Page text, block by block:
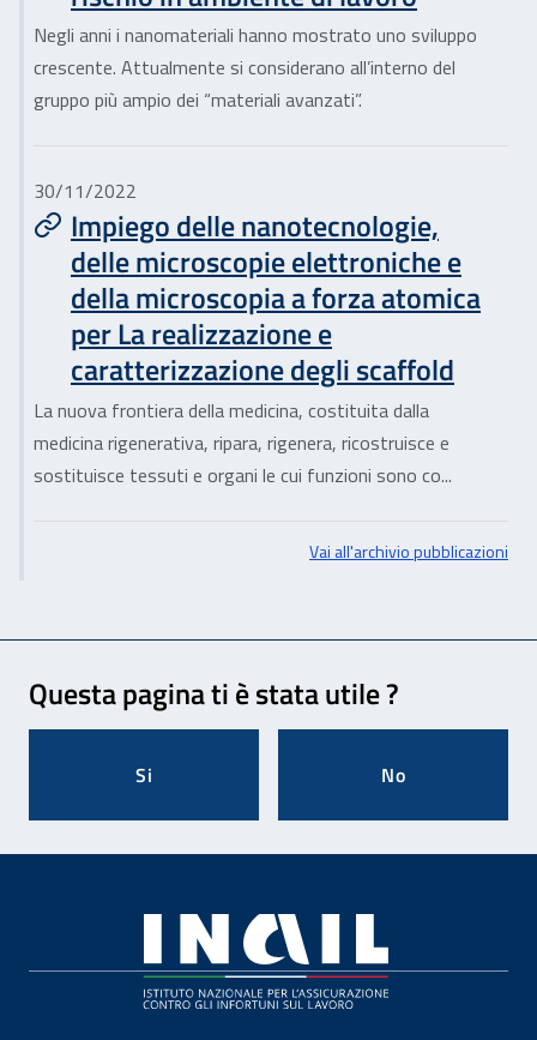
Negli anni i nanomateriali hanno mostrato uno sviluppo
crescente. Attualmente si considerano all’interno del
gruppo più ampio dei “materiali avanzati”.
30/11/2022
Impiego delle nanotecnologie,
delle microscopie elettroniche e
della microscopia a forza atomica
per La realizzazione e
caratterizzazione degli scaffold
La nuova frontiera della medicina, costituita dalla
medicina rigenerativa, ripara, rigenera, ricostruisce e
sostituisce tessuti e organi le cui funzioni sono co...
Vai all'archivio pubblicazioni
Questa pagina ti è stata utile ?
Si No